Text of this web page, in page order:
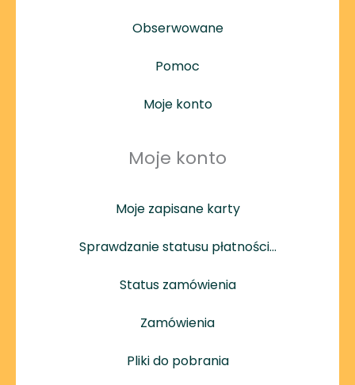
Obserwowane
Pomoc
Moje konto
Moje konto
Moje zapisane karty
Sprawdzanie statusu płatności…
Status zamówienia
Zamówienia
Pliki do pobrania